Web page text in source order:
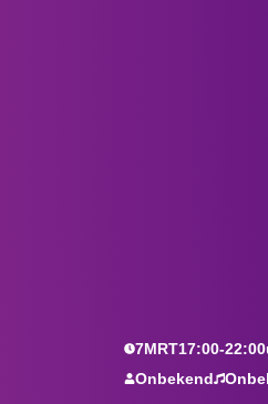
7MRT17:00-22:00
Onbekend